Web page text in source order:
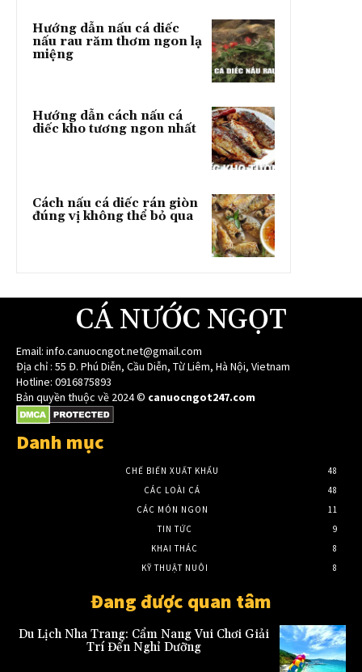
Hướng dẫn nấu cá diếc
nấu rau răm thơm ngon lạ
miệng
Hướng dẫn cách nấu cá
diếc kho tương ngon nhất
Cách nấu cá diếc rán giòn
đúng vị không thể bỏ qua
CÁ NƯỚC NGỌT
Email: info.canuocngot.net@gmail.com
Địa chỉ : 55 Đ. Phú Diễn, Cầu Diễn, Từ Liêm, Hà Nội, Vietnam
Hotline: 0916875893
Bản quyền thuộc về 2024 © canuocngot247.com
Danh mục
CHẾ BIẾN XUẤT KHẨU
48
CÁC LOÀI CÁ
48
CÁC MÓN NGON
11
TIN TỨC
9
KHAI THÁC
8
KỸ THUẬT NUÔI
8
Đang được quan tâm
Du Lịch Nha Trang: Cẩm Nang Vui Chơi Giải
Trí Đến Nghỉ Dưỡng